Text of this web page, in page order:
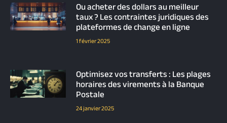
Ou acheter des dollars au meilleur
taux ? Les contraintes juridiques des
plateformes de change en ligne
1 février 2025
Optimisez vos transferts : Les plages
horaires des virements à la Banque
Postale
24 janvier 2025